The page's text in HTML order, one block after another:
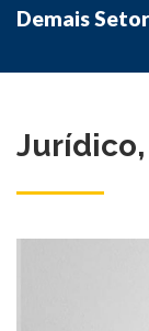
Demais
Jurídico,